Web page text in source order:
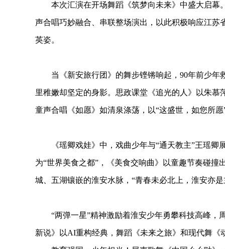
本次汇演在开场舞蹈《筑梦向未来》中盛大启幕。
声合唱巧妙融合、串联整场演出，以此积极响应江
英姿。
当《新安旅行团》的舞步铿锵响起，90年前少年
里稚嫩却坚定的身影。思政课堂《追光的人》以朱
童声合唱《如愿》如清泉涤荡，以“这盛世，如您所
《瑶卿戏娃》中，戏曲少年与“通天教主”王瑶卿
为“世界美食之都”，《美食交响曲》以童趣节奏碰
城、五湖镶嵌的淮安水脉，“青春未必北上，淮安亦
“两弹一星”精神激励着淮安少年勇攀科技高峰，
新说》以AI重构经典，舞蹈《未来之旅》和现代舞